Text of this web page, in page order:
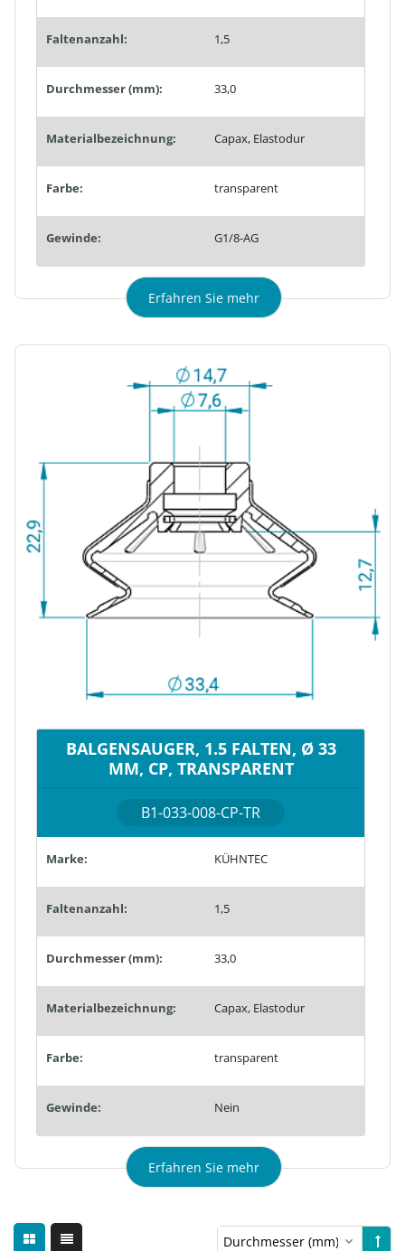
Faltenanzahl: 1,5
Durchmesser (mm): 33,0
Materialbezeichnung: Capax, Elastodur
Farbe: transparent
Gewinde: G1/8-AG
Erfahren Sie mehr
BALGENSAUGER, 1.5 FALTEN, Ø 33
MM, CP, TRANSPARENT
B1-033-008-CP-TR
Marke: KÜHNTEC
Faltenanzahl: 1,5
Durchmesser (mm): 33,0
Materialbezeichnung: Capax, Elastodur
Farbe: transparent
Gewinde: Nein
Erfahren Sie mehr